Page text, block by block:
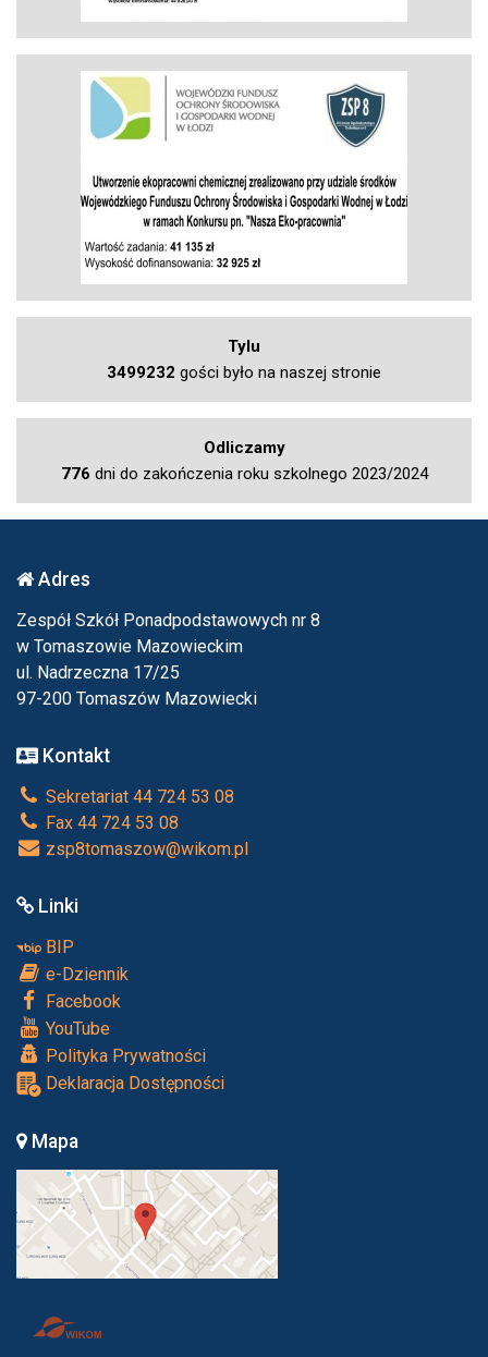
Tylu
3499232 gości było na naszej stronie
Odliczamy
776 dni do zakończenia roku szkolnego 2023/2024
Adres
Zespół Szkół Ponadpodstawowych nr 8
w Tomaszowie Mazowieckim
ul. Nadrzeczna 17/25
97-200 Tomaszów Mazowiecki
Kontakt
Sekretariat 44 724 53 08
Fax 44 724 53 08
zsp8tomaszow@wikom.pl
Linki
BIP
e-Dziennik
Facebook
YouTube
Polityka Prywatności
Deklaracja Dostępności
Mapa